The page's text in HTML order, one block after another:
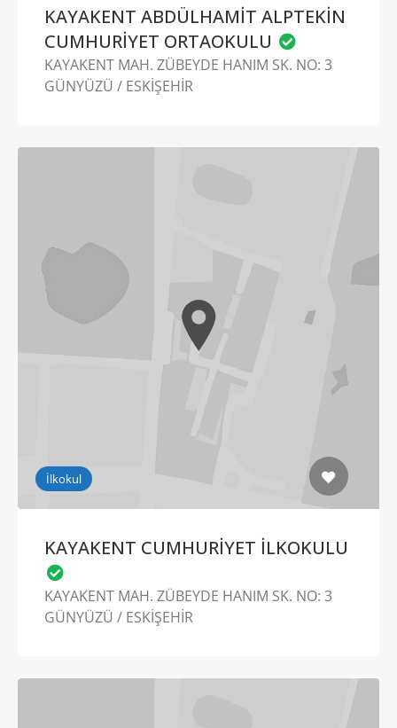
KAYAKENT ABDÜLHAMİT ALPTEKİN
CUMHURİYET ORTAOKULU
KAYAKENT MAH. ZÜBEYDE HANIM SK. NO: 3
GÜNYÜZÜ / ESKİŞEHİR
İlkokul
KAYAKENT CUMHURİYET İLKOKULU
KAYAKENT MAH. ZÜBEYDE HANIM SK. NO: 3
GÜNYÜZÜ / ESKİŞEHİR